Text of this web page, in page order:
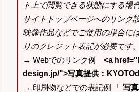
ト上で閲覧できる状態にする場
サイトトップページへのリンク
映像作品などでご使用の場合に
りのクレジット表記が必要です。
→ Webでのリンク例 <a
design.jp/">写真提供：
→ 印刷物などでの表記例 「 写